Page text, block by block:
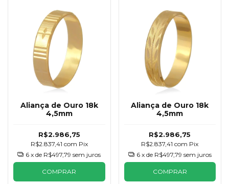
Aliança de Ouro 18k
4,5mm
R$2.986,75
R$2.837,41 com Pix
6 x de R$497,79 sem juros
COMPRAR
Aliança de Ouro 18k
4,5mm
R$2.986,75
R$2.837,41com Pix
6 x de R$497,79 sem juros
COMPRAR